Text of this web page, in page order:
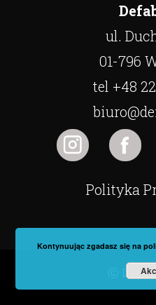
ul.
01-796
tel +48
Polityka
ⓒ
Kontynuując zgadasz się na